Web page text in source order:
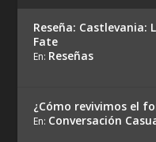
Reseña:
Fate
En: Reseñas
¿Cómo revivimos el
En: Conversación